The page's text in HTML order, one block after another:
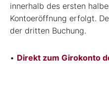
innerhalb des ersten
Kontoeröffnung erfolgt.
der dritten Buchung.
• Direkt zum Girokonto